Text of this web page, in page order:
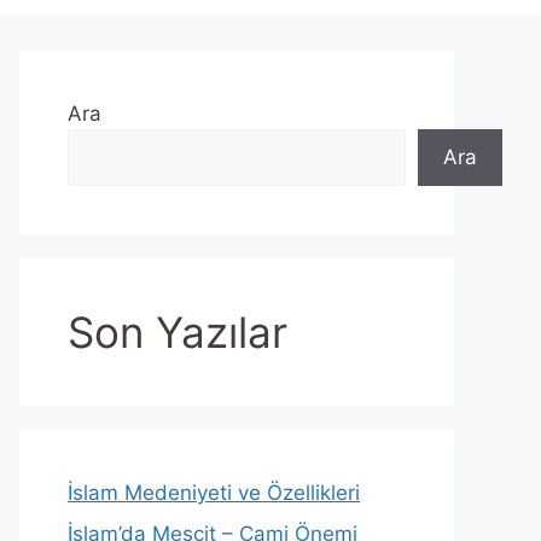
Ara
Ara
Son Yazılar
İslam Medeniyeti ve Özellikleri
İslam’da Mescit – Cami Önemi